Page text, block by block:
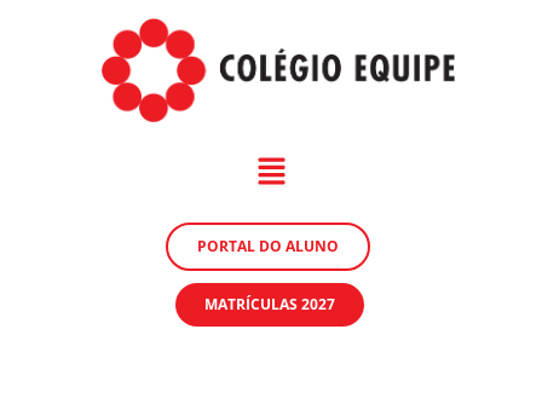
PORTAL DO ALUNO
MATRÍCULAS 2027